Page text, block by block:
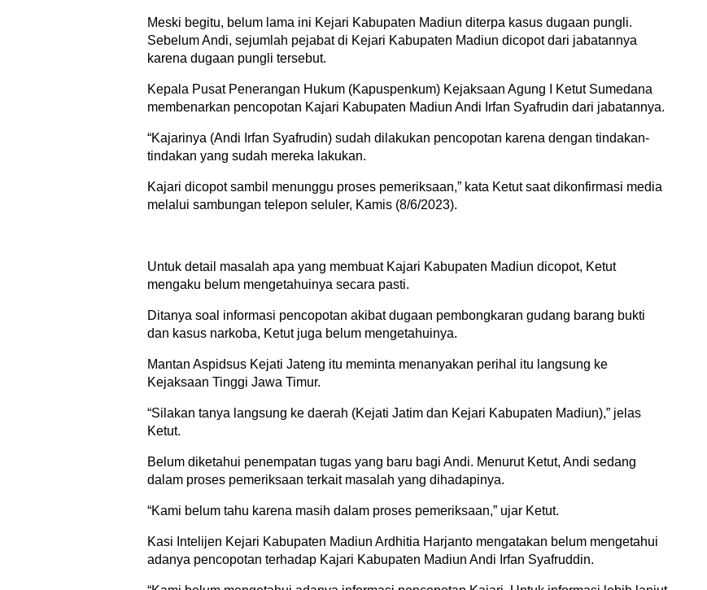
Meski begitu, belum lama ini Kejari Kabupaten Madiun diterpa kasus dugaan pungli.
Sebelum Andi, sejumlah pejabat di Kejari Kabupaten Madiun dicopot dari jabatannya
karena dugaan pungli tersebut.
Kepala Pusat Penerangan Hukum (Kapuspenkum) Kejaksaan Agung I Ketut Sumedana
membenarkan pencopotan Kajari Kabupaten Madiun Andi Irfan Syafrudin dari jabatannya.
“Kajarinya (Andi Irfan Syafrudin) sudah dilakukan pencopotan karena dengan tindakan-
tindakan yang sudah mereka lakukan.
Kajari dicopot sambil menunggu proses pemeriksaan,” kata Ketut saat dikonfirmasi media
melalui sambungan telepon seluler, Kamis (8/6/2023).
Untuk detail masalah apa yang membuat Kajari Kabupaten Madiun dicopot, Ketut
mengaku belum mengetahuinya secara pasti.
Ditanya soal informasi pencopotan akibat dugaan pembongkaran gudang barang bukti
dan kasus narkoba, Ketut juga belum mengetahuinya.
Mantan Aspidsus Kejati Jateng itu meminta menanyakan perihal itu langsung ke
Kejaksaan Tinggi Jawa Timur.
“Silakan tanya langsung ke daerah (Kejati Jatim dan Kejari Kabupaten Madiun),” jelas
Ketut.
Belum diketahui penempatan tugas yang baru bagi Andi. Menurut Ketut, Andi sedang
dalam proses pemeriksaan terkait masalah yang dihadapinya.
“Kami belum tahu karena masih dalam proses pemeriksaan,” ujar Ketut.
Kasi Intelijen Kejari Kabupaten Madiun Ardhitia Harjanto mengatakan belum mengetahui
adanya pencopotan terhadap Kajari Kabupaten Madiun Andi Irfan Syafruddin.